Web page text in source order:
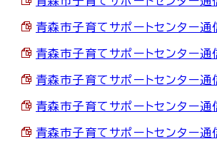
青森市子育てサポートセンター
青森市子育てサポートセンター
青森市子育てサポートセンター
青森市子育てサポートセンター
青森市子育てサポートセンター